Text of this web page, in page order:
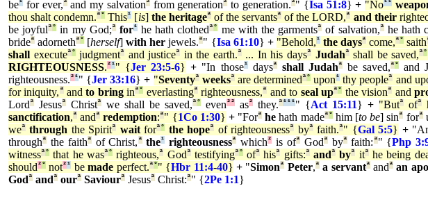
be¹ for ever,ªand my salvationªfrom generationª to generation.ª" {Isa 51:8} + "No¹¹
thou shalt condemn.ª° This¹ [is] the heritageª of the servantsª of the LORD,ª and their
be joyfulª° in my God;ª for¹he hath clothedª° me with the garmentsª of salvation,ªhe hath
brideª adornethª° [herself]with her jewels.ª" {Isa 61:10} + "Behold,¹ the daysª come,ª° saith
shall executeª°judgmentª and justiceª in the earth.ª ... In his daysª Judahª shall be saved,ª°
RIGHTEOUSNESS.²¹" {Jer 23:5-6} + "In those¹daysª shall Judahªbe saved,ª° and
righteousness.²¹" {Jer 33:16} + "Seventyª weeksª are determinedª°upon¹ thy peopleª and
for iniquity, ª andto bringinª° everlastingª righteousness,ª and to seal upª° the visionª and
Lordª JesusªChristªwe shall be saved,ª°even²²as²they.ª¹¹¹" {Act 15:11} + "Butª ofª
sanctification,ª andª redemption:ª" {1Co 1:30} + "Forª he hath madeª°him [to be] sinª forª
weª through the Spiritª waitforª° the hopeª of righteousnessª byª faith.ª" {Gal 5:5} +
throughª the faithªof Christ, ª the¹ righteousnessª which² is ofªGodªbyªfaith: ª" {Php
witnessª° that he wasª°righteous,ª Godª testifyingª°ofª hisª gifts:ª andª byª itª he being
should²° not²¹ bemade perfect.ª°" {Hbr 11:4-40} + "Simonª Peter,ª a servantªandª an
Godª andª ourª Saviourª Jesusª Christ:ª" {2Pe 1:1}